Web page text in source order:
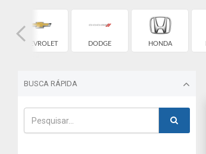
CHEVROLET DODGE HONDA
BUSCA RÁPIDA